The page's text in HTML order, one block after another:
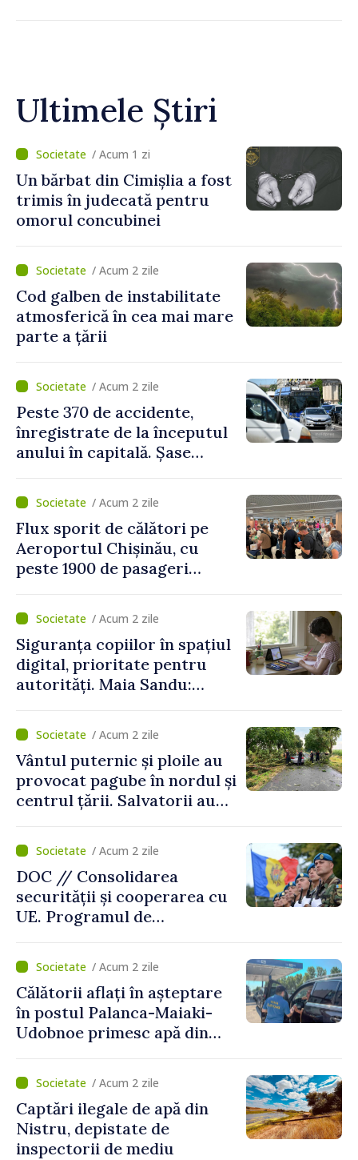
Ultimele Știri
/ Acum 1 zi
Un bărbat din Cimișlia a fost
trimis în judecată pentru
omorul concubinei
/ Acum 2 zile
Cod galben de instabilitate
atmosferică în cea mai mare
parte a țării
/ Acum 2 zile
Peste 370 de accidente,
înregistrate de la începutul
anului în capitală. Șase
/ Acum 2 zile
Flux sporit de călători pe
Aeroportul Chișinău, cu
peste 1900 de pasageri
de vârf a concediilor
/ Acum 2 zile
Siguranța copiilor în spațiul
digital, prioritate pentru
autorități. Maia Sandu:
mecanisme care să-i
protejeze”/ Acum 2 zile
Vântul puternic și ploile au
provocat pagube în nordul și
centrul țării. Salvatorii au
/ Acum 2 zile
DOC // Consolidarea
securității și cooperarea cu
UE. Programul de
Naționale de Apărare pentru
perioada 2024–2034,
publicat în Monitorul Oficial
/ Acum 2 zile
Călătorii aflați în așteptare
în postul Palanca-Maiaki-
Udobnoe primesc apă din
și a polițiștilor de frontieră
/ Acum 2 zile
Captări ilegale de apă din
Nistru, depistate de
inspectorii de mediu